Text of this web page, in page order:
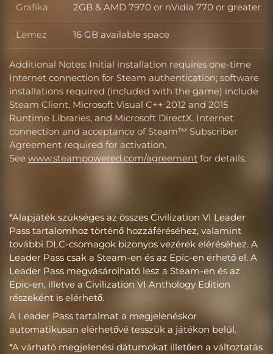
Grafika Grafika
2GB & AMD 7970 or nVidia 770 or greater
Lemez Lemez
16 GB available space
Additional Notes: Initial installation requires one-time
Internet connection for Steam authentication; software
installations required (included with the game) include
Steam Client, Microsoft Visual C++ 2012 and 2015
Runtime Libraries, and Microsoft DirectX. Internet
connection and acceptance of Steam™ Subscriber
Agreement required for activation.
See www.steampowered.com/agreement for details.
*Alapjáték szükséges az összes Civilization VI Leader
Pass tartalomhoz történő hozzáféréséhez, valamint
további DLC-csomagok bizonyos vezérek eléréséhez. A
Leader Pass csak a Steam-en és az Epic-en érhető el. A
Leader Pass megvásárolható lesz a Steam-en és az
Epic-en, illetve a Civilization VI Anthology Edition
részeként is elérhető.
A Leader Pass tartalmat a megjelenéskor
automatikusan elérhetővé tesszük a játékon belül.
*A várható megjelenési dátumokat illetően a változtatás